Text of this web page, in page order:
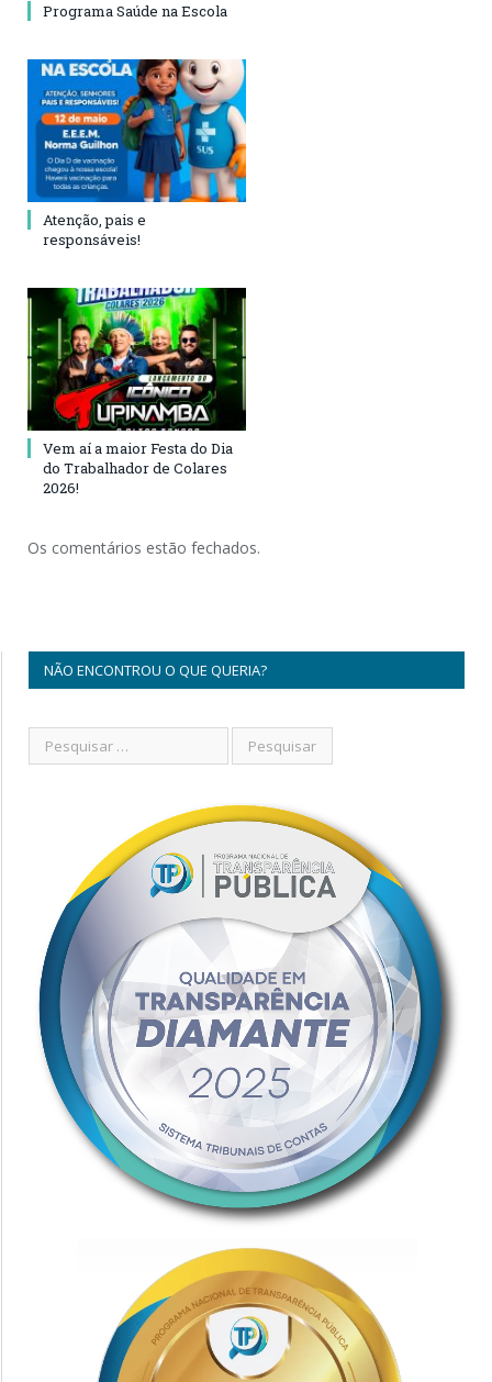
Programa Saúde na Escola
Atenção, pais e
responsáveis!
Vem aí a maior Festa do Dia
do Trabalhador de Colares
2026!
Os comentários estão fechados.
NÃO ENCONTROU O QUE QUERIA?